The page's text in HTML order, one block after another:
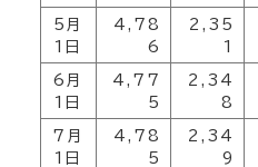
5月
1日
4,78
6
2,35
1
6月
1日
4,77
5
2,34
8
7月
1日
4,78
5
2,34
9